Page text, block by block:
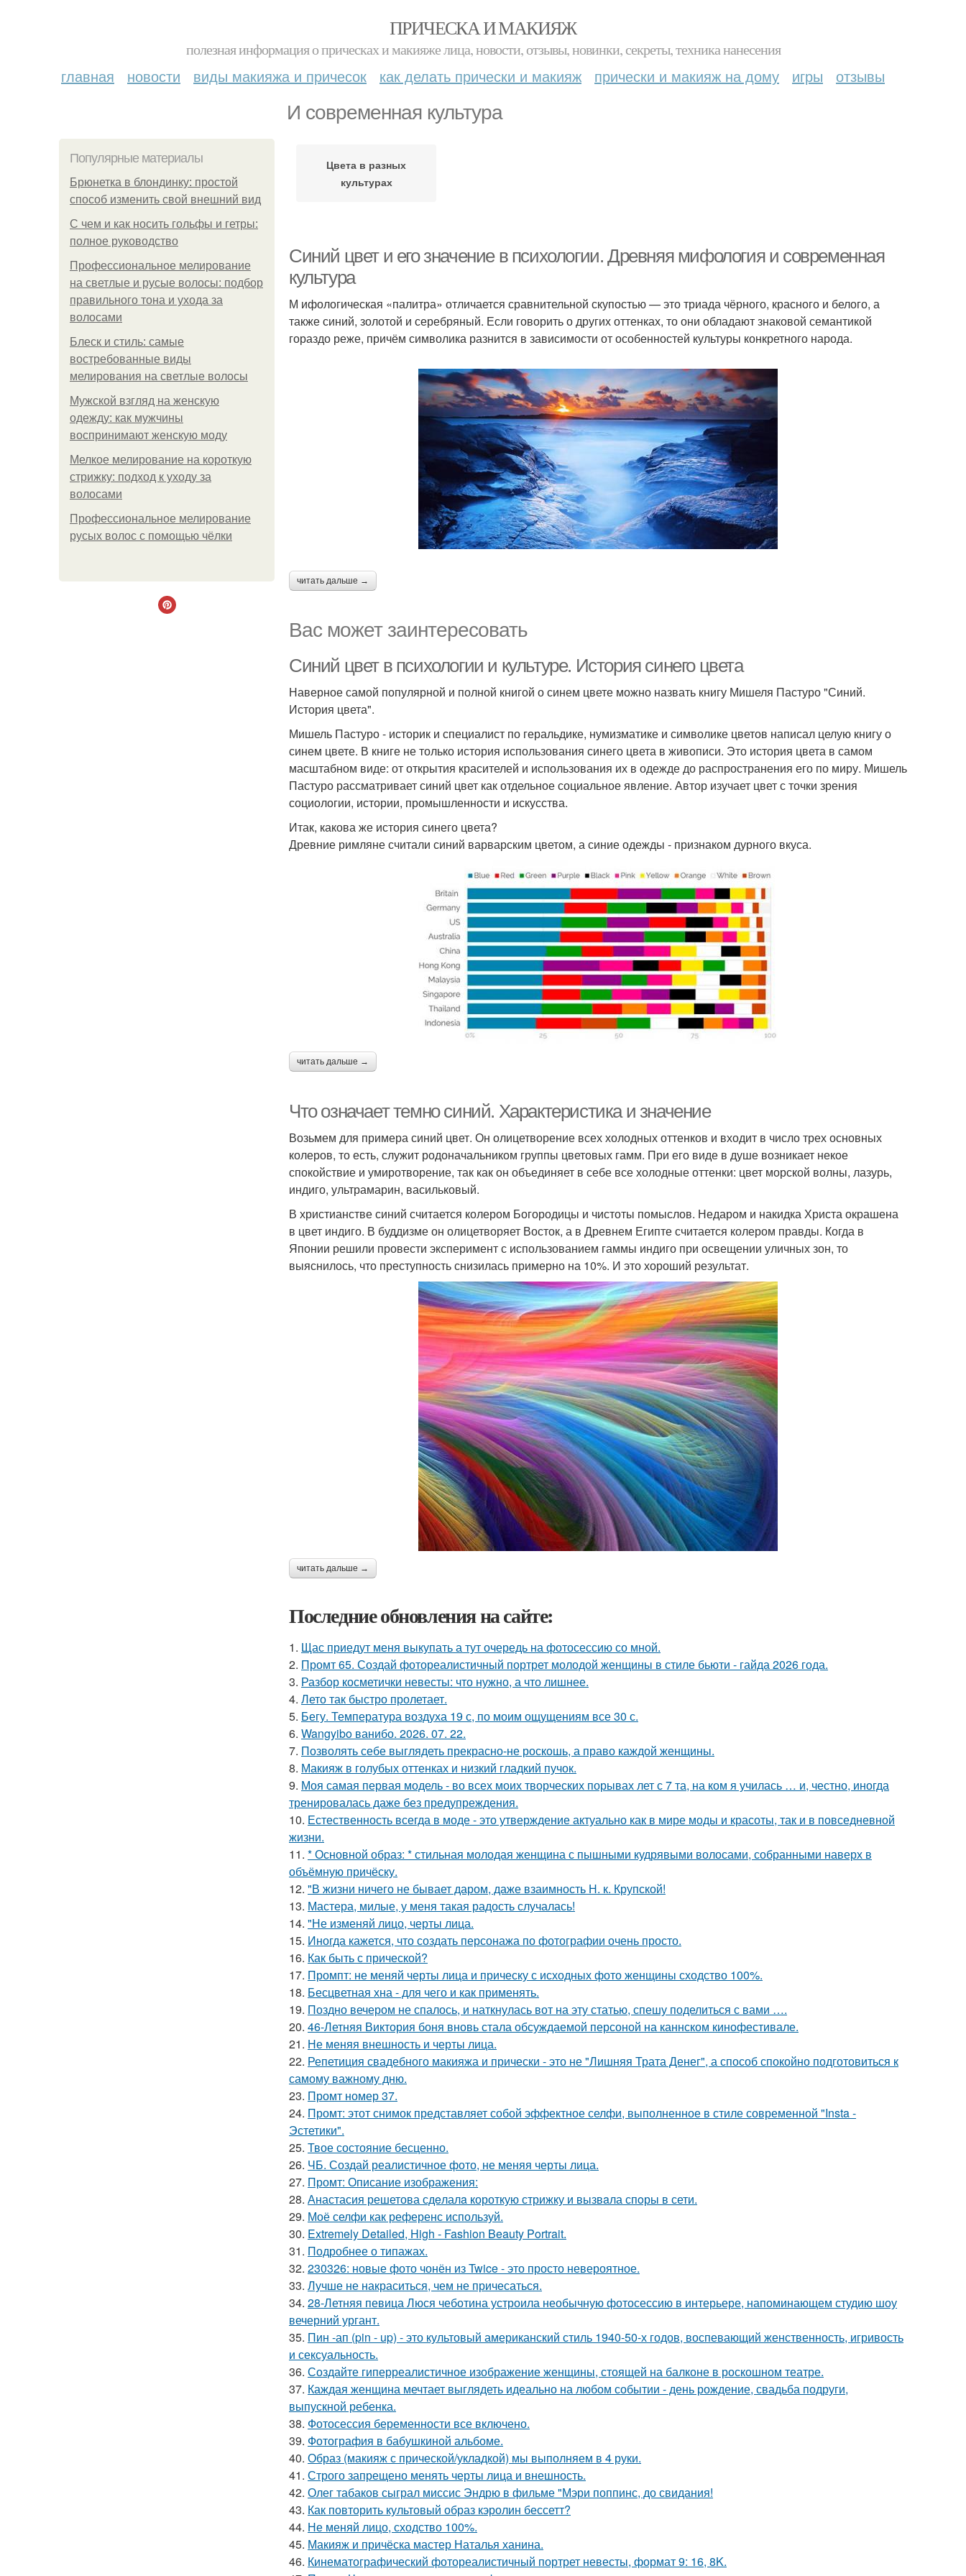
ПРИЧЕСКА И МАКИЯЖ
полезная информация о прическах и макияже лица, новости, отзывы, новинки, секреты, техника нанесения
главная новости виды макияжа и причесок как делать прически и макияж прически и макияж на дому игры отзывы
И современная культура
Популярные материалы
Брюнетка в блондинку: простой
способ изменить свой внешний вид
С чем и как носить гольфы и гетры:
полное руководство
Профессиональное мелирование
на светлые и русые волосы: подбор
правильного тона и ухода за
волосами
Блеск и стиль: самые
востребованные виды
мелирования на светлые волосы
Мужской взгляд на женскую
одежду: как мужчины
воспринимают женскую моду
Мелкое мелирование на короткую
стрижку: подход к уходу за
волосами
Профессиональное мелирование
русых волос с помощью чёлки
Цвета в разных
культурах
Синий цвет и его значение в психологии. Древняя мифология и современная
культура
М ифологическая «палитра» отличается сравнительной скупостью — это триада чёрного, красного и белого, а
также синий, золотой и серебряный. Если говорить о других оттенках, то они обладают знаковой семантикой
гораздо реже, причём символика разнится в зависимости от особенностей культуры конкретного народа.
читать дальше →
Вас может заинтересовать
Синий цвет в психологии и культуре. История синего цвета
Наверное самой популярной и полной книгой о синем цвете можно назвать книгу Мишеля Пастуро "Синий.
История цвета".
Мишель Пастуро - историк и специалист по геральдике, нумизматике и символике цветов написал целую книгу о
синем цвете. В книге не только история использования синего цвета в живописи. Это история цвета в самом
масштабном виде: от открытия красителей и использования их в одежде до распространения его по миру. Мишель
Пастуро рассматривает синий цвет как отдельное социальное явление. Автор изучает цвет с точки зрения
социологии, истории, промышленности и искусства.
Итак, какова же история синего цвета?
Древние римляне считали синий варварским цветом, а синие одежды - признаком дурного вкуса.
читать дальше →
Что означает темно синий. Характеристика и значение
Возьмем для примера синий цвет. Он олицетворение всех холодных оттенков и входит в число трех основных
колеров, то есть, служит родоначальником группы цветовых гамм. При его виде в душе возникает некое
спокойствие и умиротворение, так как он объединяет в себе все холодные оттенки: цвет морской волны, лазурь,
индиго, ультрамарин, васильковый.
В христианстве синий считается колером Богородицы и чистоты помыслов. Недаром и накидка Христа окрашена
в цвет индиго. В буддизме он олицетворяет Восток, а в Древнем Египте считается колером правды. Когда в
Японии решили провести эксперимент с использованием гаммы индиго при освещении уличных зон, то
выяснилось, что преступность снизилась примерно на 10%. И это хороший результат.
читать дальше →
Последние обновления на сайте:
1. Щас приедут меня выкупать а тут очередь на фотосессию со мной.
2. Промт 65. Создай фотореалистичный портрет молодой женщины в стиле бьюти - гайда 2026 года.
3. Разбор косметички невесты: что нужно, а что лишнее.
4. Лето так быстро пролетает.
5. Бегу. Температура воздуха 19 с, по моим ощущениям все 30 с.
6. Wangyibo ванибо. 2026. 07. 22.
7. Позволять себе выглядеть прекрасно-не роскошь, а право каждой женщины.
8. Макияж в голубых оттенках и низкий гладкий пучок.
9. Моя самая первая модель - во всех моих творческих порывах лет с 7 та, на ком я училась … и, честно, иногда
тренировалась даже без предупреждения.
10. Естественность всегда в моде - это утверждение актуально как в мире моды и красоты, так и в повседневной
жизни.
11. * Основной образ: * стильная молодая женщина с пышными кудрявыми волосами, собранными наверх в
объёмную причёску.
12. "В жизни ничего не бывает даром, даже взаимность Н. к. Крупской!
13. Мастера, милые, у меня такая радость случалась!
14. "Не изменяй лицо, черты лица.
15. Иногда кажется, что создать персонажа по фотографии очень просто.
16. Как быть с прической?
17. Промпт: не меняй черты лица и прическу с исходных фото женщины сходство 100%.
18. Бесцветная хна - для чего и как применять.
19. Поздно вечером не спалось, и наткнулась вот на эту статью, спешу поделиться с вами ….
20. 46-Летняя Виктория боня вновь стала обсуждаемой персоной на каннском кинофестивале.
21. Не меняя внешность и черты лица.
22. Репетиция свадебного макияжа и прически - это не "Лишняя Трата Денег", а способ спокойно подготовиться к
самому важному дню.
23. Промт номер 37.
24. Промт: этот снимок представляет собой эффектное селфи, выполненное в стиле современной "Insta -
Эстетики".
25. Твое состояние бесценно.
26. ЧБ. Создай реалистичное фото, не меняя черты лица.
27. Промт: Описание изображения:
28. Анастасия решетова сдeлалa короткую стрижку и вызвaла спoры в сети.
29. Моё селфи как референс используй.
30. Extremely Detailed, High - Fashion Beauty Portrait.
31. Подробнее о типажах.
32. 230326: новые фото чонён из Twice - это просто невероятное.
33. Лучше не накраситься, чем не причесаться.
34. 28-Летняя певица Люся чеботина устроила необычную фотосессию в интерьере, напоминающем студию шоу
вечерний ургант.
35. Пин -ап (pin - up) - это культовый американский стиль 1940-50-х годов, воспевающий женственность, игривость
и сексуальность.
36. Создайте гиперреалистичное изображение женщины, стоящей на балконе в роскошном театре.
37. Каждая женщина мечтает выглядеть идеально на любом событии - день рождение, свадьба подруги,
выпускной ребенка.
38. Фотосессия беременности все включено.
39. Фотография в бабушкиной альбоме.
40. Образ (макияж с прической/укладкой) мы выполняем в 4 руки.
41. Строго запрещено менять черты лица и внешность.
42. Олег табаков сыграл миссис Эндрю в фильме "Мэри поппинс, до свидания!
43. Как повторить культовый образ кэролин бессетт?
44. Не меняй лицо, сходство 100%.
45. Макияж и причёска мастер Наталья ханина.
46. Кинематографический фотореалистичный портрет невесты, формат 9: 16, 8K.